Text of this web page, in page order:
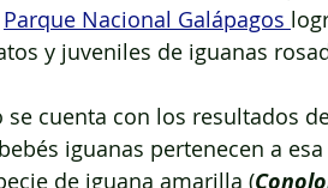
Parque Nacional Galápagos
y juveniles de iguanas
se cuenta con los resultados
iguanas pertenecen a
de iguana amarilla (